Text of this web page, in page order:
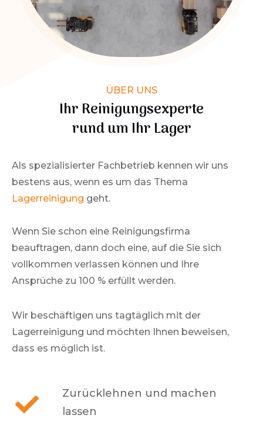
ÜBER UNS
Ihr Reinigungsexperte
rund um Ihr Lager
Als spezialisierter Fachbetrieb kennen wir uns
bestens aus, wenn es um das Thema
Lagerreinigung geht.
Wenn Sie schon eine Reinigungsfirma
beauftragen, dann doch eine, auf die Sie sich
vollkommen verlassen können und Ihre
Ansprüche zu 100 % erfüllt werden.
Wir beschäftigen uns tagtäglich mit der
Lagerreinigung und möchten Ihnen beweisen,
dass es möglich ist.
Zurücklehnen und machen
lassen